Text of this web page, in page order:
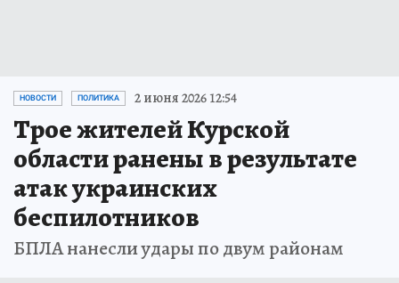
НОВОСТИ ПОЛИТИКА 2 июня 2026 12:54
Трое жителей Курской
области ранены в результате
атак украинских
беспилотников
БПЛА нанесли удары по двум районам